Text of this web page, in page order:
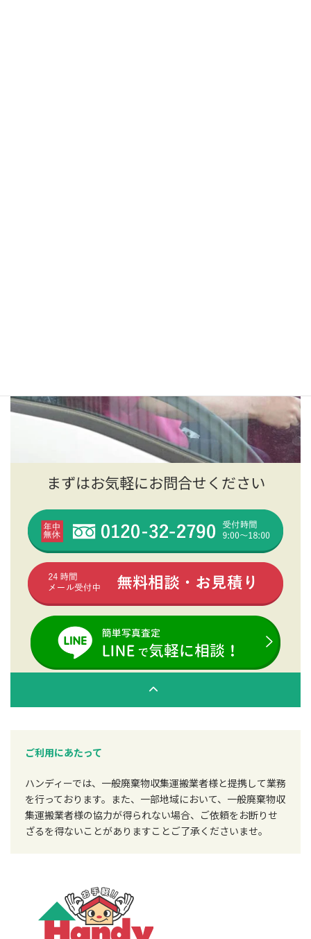
まずはお気軽にお問合せください
ご利用にあたって
ハンディーでは、一般廃棄物収集運搬業者様と提携して業務
を行っております。また、一部地域において、一般廃棄物収
集運搬業者様の協力が得られない場合、ご依頼をお断りせ
ざるを得ないことがありますことご了承くださいませ。